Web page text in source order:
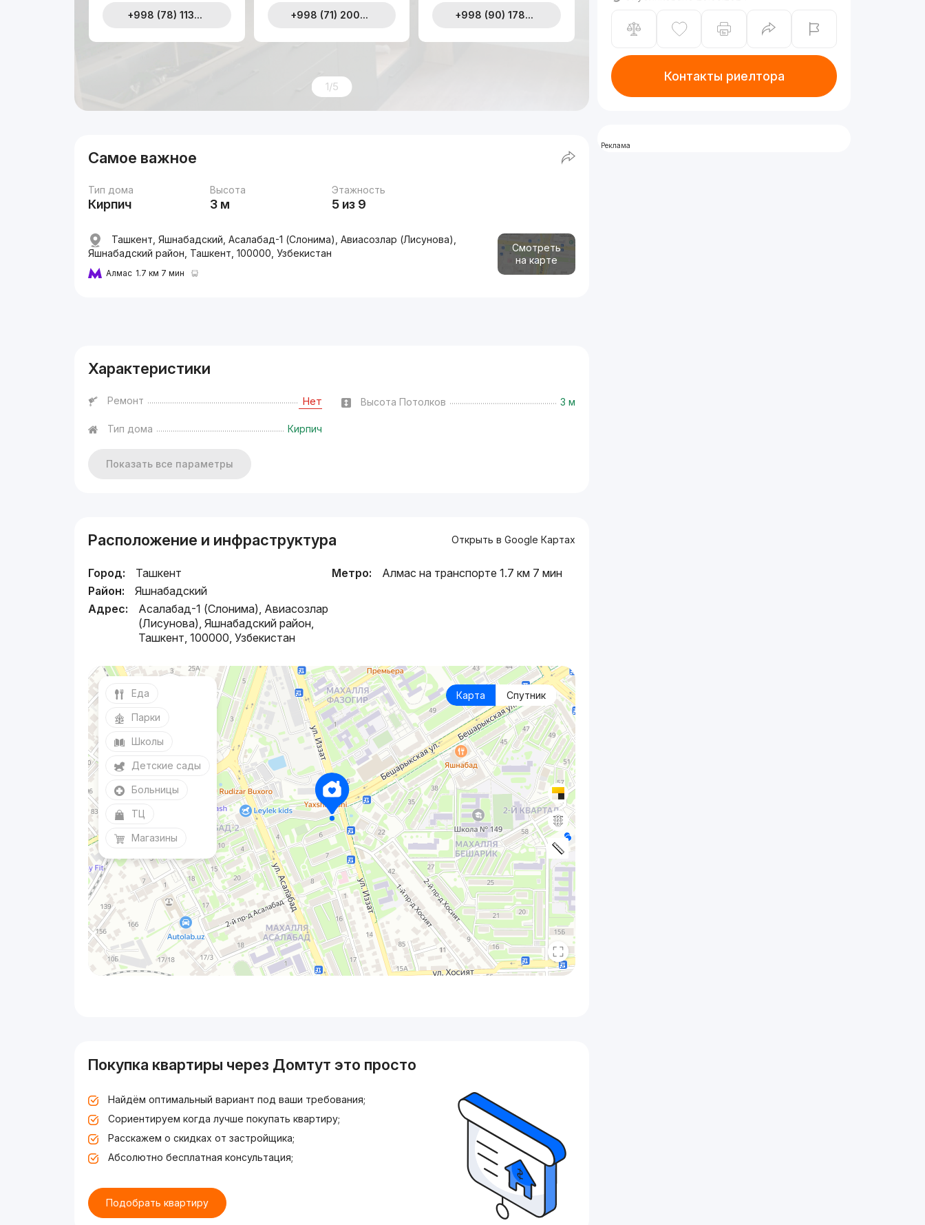
+998 (78) 113... +998 (71) 200... +998 (90) 178...
1/5
Самое важное
Тип дома
Кирпич
Высота
3 м
Этажность
5 из 9
Смотреть
на карте
Ташкент, Яшнабадский, Асалабад-1 (Слонима), Авиасозлар (Лисунова),
Яшнабадский район, Ташкент, 100000, Узбекистан
Алмас 1.7 км 7 мин
Характеристики
Ремонт Нет Высота Потолков 3 м
Тип дома Кирпич
Показать все параметры
Расположение и инфраструктура Открыть в Google Картах
Город:
Ташкент
Район:
Яшнабадский
Адрес:
Асалабад-1 (Слонима), Авиасозлар
(Лисунова), Яшнабадский район,
Ташкент, 100000, Узбекистан
Метро: Алмас на транспорте 1.7 км 7 мин
Карта Спутник
Еда
Парки
Школы
Детские сады
Больницы
ТЦ
Магазины
Покупка квартиры через Домтут это просто
Найдём оптимальный вариант под ваши требования;
Сориентируем когда лучше покупать квартиру;
Расскажем о скидках от застройщика;
Абсолютно бесплатная консультация;
Подобрать квартиру
Контакты риелтора
Реклама